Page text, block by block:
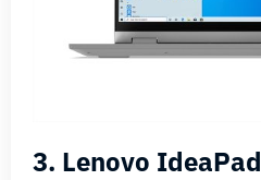
3. Lenovo IdeaPad